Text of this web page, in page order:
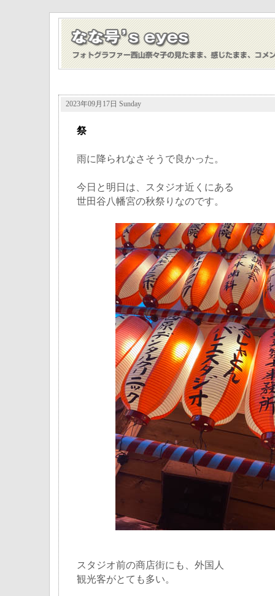
2023年09月17日 Sunday
祭
雨に降られなさそうで良かった。
今日と明日は、スタジオ近くにある
世田谷八幡宮の秋祭りなのです。
スタジオ前の商店街にも、外国人
観光客がとても多い。